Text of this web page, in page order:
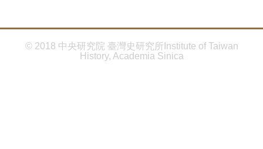
© 2018 中央研究院 臺灣史研究所Institute of Taiwan
History, Academia Sinica